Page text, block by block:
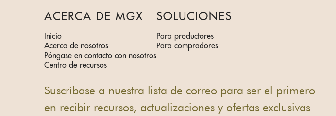
ACERCA DE MGX
Inicio
Acerca de nosotros
Póngase en contacto con nosotros
Centro de recursos
SOLUCIONES
Para productores
Para compradores
Suscríbase a nuestra lista de correo para ser el primero
en recibir recursos, actualizaciones y ofertas exclusivas